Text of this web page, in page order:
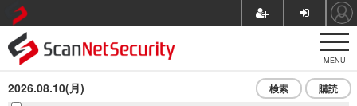
MENU
2026.08.10(月) 検索 購読